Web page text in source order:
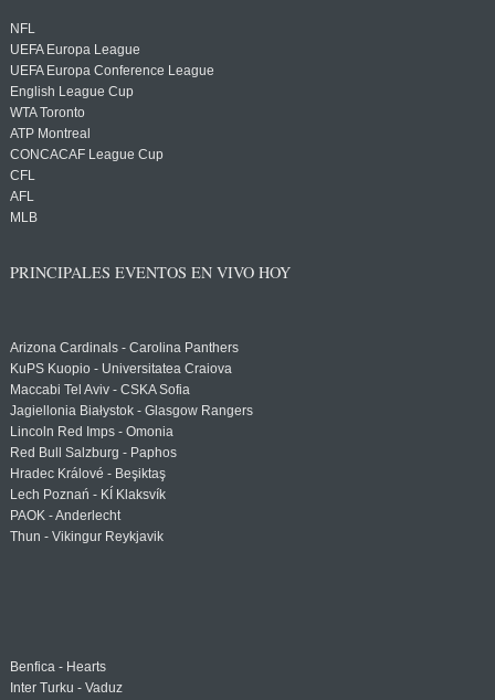
NFL
UEFA Europa League
UEFA Europa Conference League
English League Cup
WTA Toronto
ATP Montreal
CONCACAF League Cup
CFL
AFL
MLB
PRINCIPALES EVENTOS EN VIVO HOY
Arizona Cardinals - Carolina Panthers
KuPS Kuopio - Universitatea Craiova
Maccabi Tel Aviv - CSKA Sofia
Jagiellonia Białystok - Glasgow Rangers
Lincoln Red Imps - Omonia
Red Bull Salzburg - Paphos
Hradec Králové - Beşiktaş
Lech Poznań - KÍ Klaksvík
PAOK - Anderlecht
Thun - Vikingur Reykjavik
Benfica - Hearts
Inter Turku - Vaduz